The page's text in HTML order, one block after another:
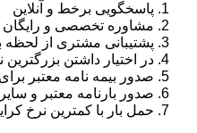
پاسخگویی برخط و آنلاین
مشاوره تخصصی و رایگان
پشتیبانی مشتری از لحظه
در اختیار داشتن
صدور بیمه نامه معتبر
صدور بارنامه معتبر و
حمل بار با کمترین نرخ